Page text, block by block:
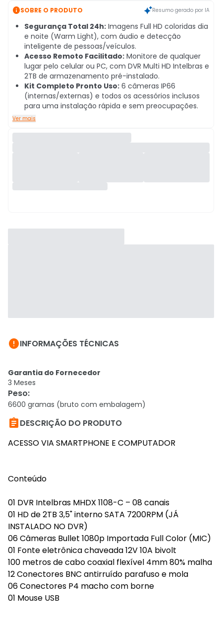
SOBRE O PRODUTO Resumo gerado por IA
Segurança Total 24h: Imagens Full HD coloridas dia
e noite (Warm Light), com áudio e detecção
inteligente de pessoas/veículos.
Acesso Remoto Facilitado: Monitore de qualquer
lugar pelo celular ou PC, com DVR Multi HD Intelbras e
2TB de armazenamento pré-instalado.
Kit Completo Pronto Uso: 6 câmeras IP66
(internas/externas) e todos os acessórios inclusos
para uma instalação rápida e sem preocupações.
Ver mais
INFORMAÇÕES TÉCNICAS
Garantia do Fornecedor
3 Meses
Peso:
6600 gramas (bruto com embalagem)
DESCRIÇÃO DO PRODUTO
ACESSO VIA SMARTPHONE E COMPUTADOR
Conteúdo
01 DVR Intelbras MHDX 1108-C – 08 canais
01 HD de 2TB 3,5" interno SATA 7200RPM (JÁ
INSTALADO NO DVR)
06 Câmeras Bullet 1080p Importada Full Color (MIC)
01 Fonte eletrônica chaveada 12V 10A bivolt
100 metros de cabo coaxial flexível 4mm 80% malha
12 Conectores BNC antirruído parafuso e mola
06 Conectores P4 macho com borne
01 Mouse USB